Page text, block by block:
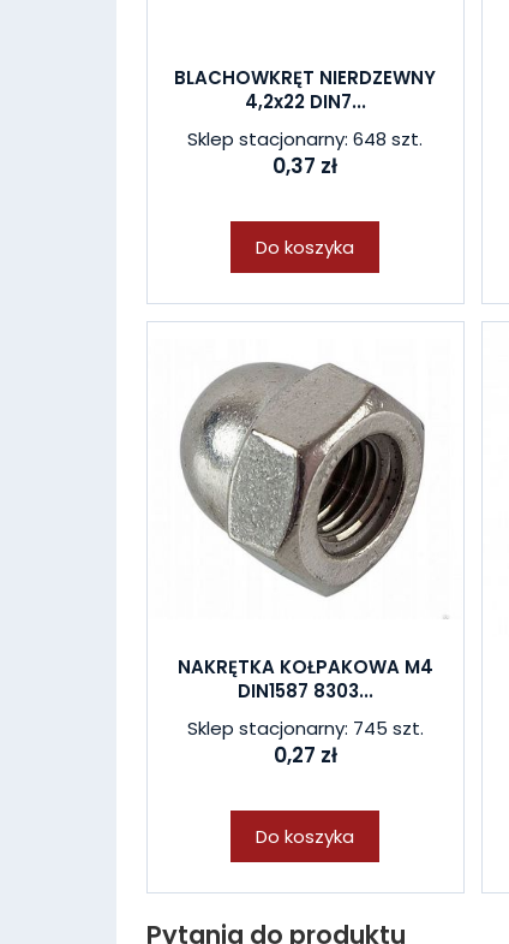
BLACHOWKRĘT NIERDZEWNY
4,2x22 DIN7...
Sklep stacjonarny: 648 szt.
0,37 zł
Do koszyka
NAKRĘTKA KOŁPAKOWA M4
DIN1587 8303...
Sklep stacjonarny: 745 szt.
0,27 zł
Do koszyka
Pytania do produktu